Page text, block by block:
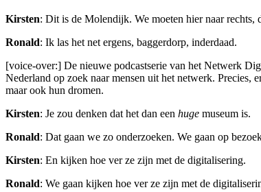
Kirsten: Dit is de Molendijk. We moeten hier naar rechts,
Ronald: Ik las het net ergens, baggerdorp, inderdaad.
[voice-over:] De nieuwe podcastserie van het Netwerk
Nederland op zoek naar mensen uit het netwerk. Precies,
maar ook hun dromen.
Kirsten: Je zou denken dat het dan een huge museum is.
Ronald: Dat gaan we zo onderzoeken. We gaan op
Kirsten: En kijken hoe ver ze zijn met de digitalisering.
Ronald: We gaan kijken hoe ver ze zijn met de